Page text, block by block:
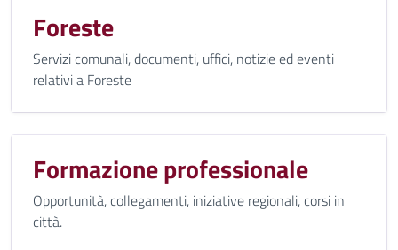
Foreste
Servizi comunali, documenti, uffici, notizie ed eventi
relativi a Foreste
Formazione professionale
Opportunità, collegamenti, iniziative regionali, corsi in
città.